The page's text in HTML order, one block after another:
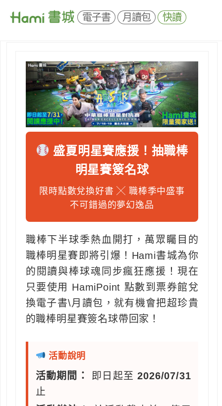
電子書 月讀包 快讀
盛夏明星賽應援！抽職棒
明星賽簽名球
限時點數兌換好書 ╳ 職棒季中盛事
不可錯過的夢幻逸品
職棒下半球季熱血開打，萬眾矚目的
職棒明星賽即將引爆！Hami書城為你
的閱讀與棒球魂同步瘋狂應援！現在
只要使用 HamiPoint 點數到票券館兌
換電子書\月讀包，就有機會把超珍貴
的職棒明星賽簽名球帶回家！
活動說明
活動期間： 即日起至2026/07/31
止